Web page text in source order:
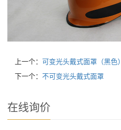
上一个： 可变光头戴式面罩（黑色）
下一个： 不可变光头戴式面罩
在线询价